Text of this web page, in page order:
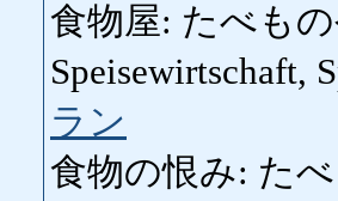
食物屋: たべもの
Speisewirtschaft,
ラン
食物の恨み: た